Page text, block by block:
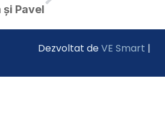
Pavel
Dezvoltat deVE Smart |